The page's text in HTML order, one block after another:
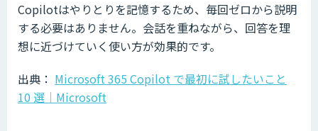
Copilotはやりとりを記憶するため、毎回ゼロから説明
する必要はありません。会話を重ねながら、回答を理
想に近づけていく使い方が効果的です。
出典： Microsoft 365 Copilot で最初に試したいこと
10 選｜Microsoft